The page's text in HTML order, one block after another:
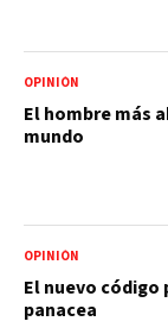
OPINIÓN
El hombre más
mundo
OPINIÓN
El nuevo código
panacea